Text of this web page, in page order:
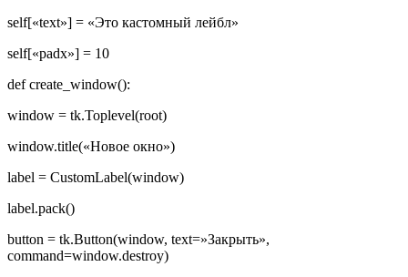
self[«text»] = «Это кастомный лейбл»
self[«padx»] = 10
def create_window():
window = tk.Toplevel(root)
window.title(«Новое окно»)
label = CustomLabel(window)
label.pack()
button = tk.Button(window, text=»Закрыть»,
command=window.destroy)